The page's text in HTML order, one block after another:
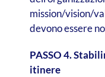
mission/vision/
devono essere
PASSO 4.
itinere